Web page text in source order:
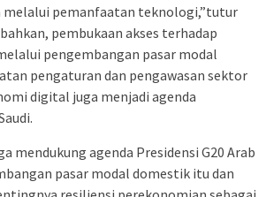
melalui pemanfaatan teknologi,”tutur
pembukaan akses terhadap
pengembangan pasar modal
pengaturan dan pengawasan sektor
digital juga menjadi agenda
mendukung agenda Presidensi G20 Arab
pasar modal domestik itu dan